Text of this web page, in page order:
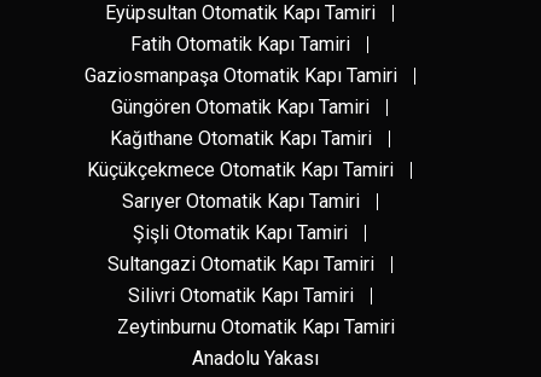
Eyüpsultan Otomatik Kapı Tamiri
Fatih Otomatik Kapı Tamiri
Gaziosmanpaşa Otomatik Kapı Tamiri
Güngören Otomatik Kapı Tamiri
Kağıthane Otomatik Kapı Tamiri
Küçükçekmece Otomatik Kapı Tamiri
Sarıyer Otomatik Kapı Tamiri
Şişli Otomatik Kapı Tamiri
Sultangazi Otomatik Kapı Tamiri
Silivri Otomatik Kapı Tamiri
Zeytinburnu Otomatik Kapı Tamiri
Anadolu Yakası